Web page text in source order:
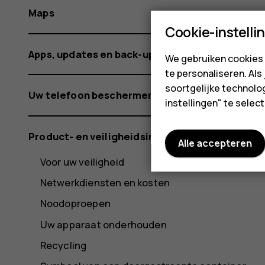
Maps
Apps, updates en back-ups
Uw telefoon beschermen
Product- en veiligheidsinformatie
Voor uw veiligheid
Netwerkdiensten en kosten
Noodoproepen
Uw apparaat onderhouden
Recycling
Cookie-
We gebruiken
te personaliseren.
soortgelijke
instellingen" te
Alle accepteren